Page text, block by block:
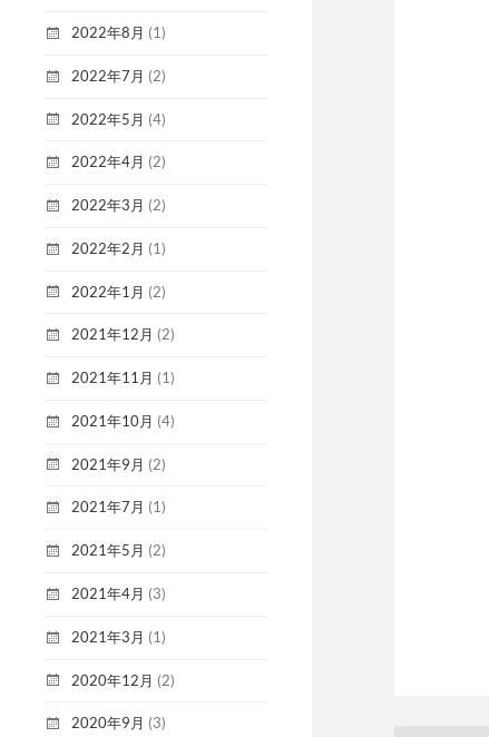
2022年8月 (1)
2022年7月 (2)
2022年5月 (4)
2022年4月 (2)
2022年3月 (2)
2022年2月 (1)
2022年1月 (2)
2021年12月 (2)
2021年11月 (1)
2021年10月 (4)
2021年9月 (2)
2021年7月 (1)
2021年5月 (2)
2021年4月 (3)
2021年3月 (1)
2020年12月 (2)
2020年9月 (3)